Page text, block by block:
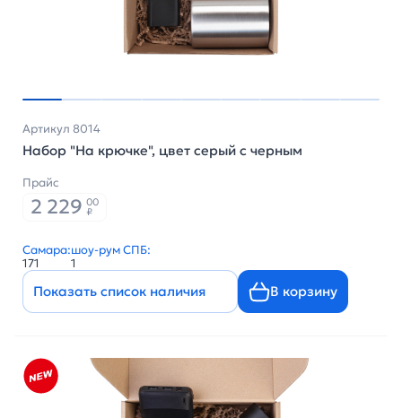
Артикул 8014
Набор "На крючке", цвет серый с черным
Прайс
2 229 00
₽
Самара:
171
шоу-рум СПБ:
1
Показать список наличия В корзину